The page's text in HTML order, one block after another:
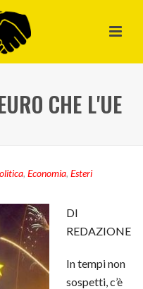
CHE L'UE
, Economia, Esteri
DI
REDAZIONE
In tempi non
sospetti, c’è